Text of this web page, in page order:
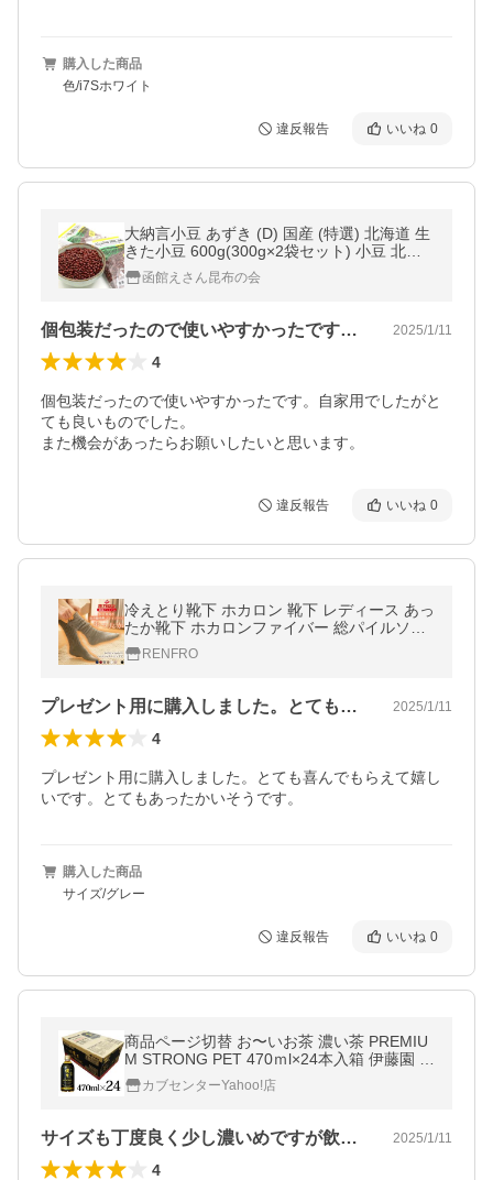
購入した商品
色/i7Sホワイト
違反報告 いいね 0
大納言小豆 あずき (D) 国産 (特選) 北海道 生
きた小豆 600g(300g×2袋セット) 小豆 北海
道産 メール便 送料無料
函館えさん昆布の会
個包装だったので使いやすかったです。自… 2025/1/11
4
個包装だったので使いやすかったです。自家用でしたがと
ても良いものでした。
また機会があったらお願いしたいと思います。
違反報告 いいね 0
冷えとり靴下 ホカロン 靴下 レディース あっ
たか靴下 ホカロンファイバー 総パイルソッ
クス クルー丈 21.5cm-24.5cm もこもこ ロ
ング ルーム ホカロン 靴下
RENFRO
プレゼント用に購入しました。とても喜ん… 2025/1/11
4
プレゼント用に購入しました。とても喜んでもらえて嬉し
いです。とてもあったかいそうです。
購入した商品
サイズ/グレー
違反報告 いいね 0
商品ページ切替 お〜いお茶 濃い茶 PREMIU
M STRONG PET 470ｍl×24本入箱 伊藤園 機
能性 表示食品 緑茶
カブセンターYahoo!店
サイズも丁度良く少し濃いめですが飲みや… 2025/1/11
4